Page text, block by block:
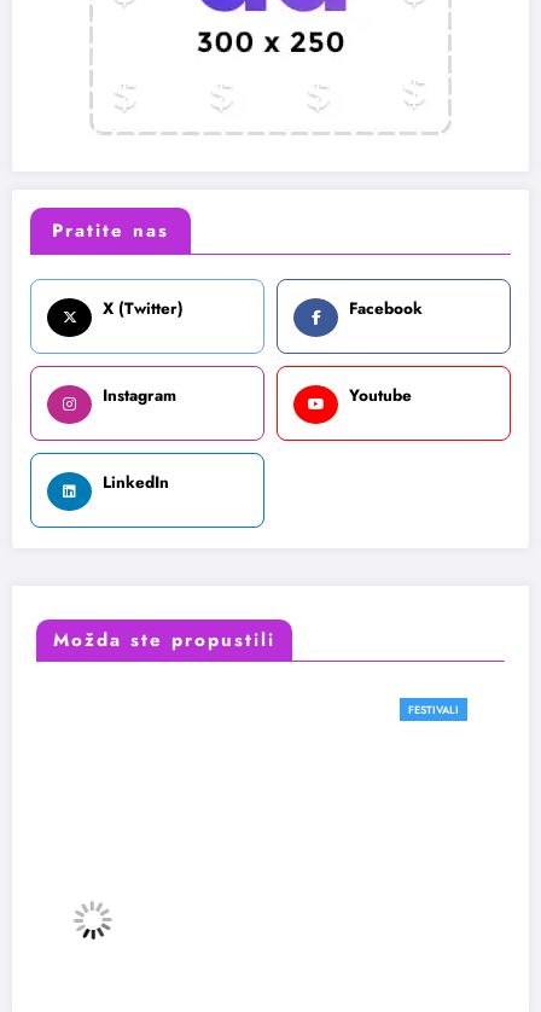
Pratite nas
X (Twitter) Facebook
Instagram Youtube
LinkedIn
Možda ste propustili